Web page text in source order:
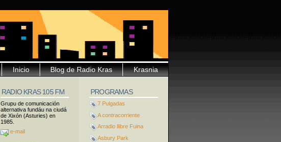
Krasnia
Blog de Radio Kras
Inicio
PROGRAMAS
7 Pulgadas
A contracorriente
Arradio llibre Fuina
Asbury Park
RADIO KRAS 105 FM
Grupu de comunicación
alternativa fundáu na ciudá
de Xixón (Asturies) en
1985.
e-mail